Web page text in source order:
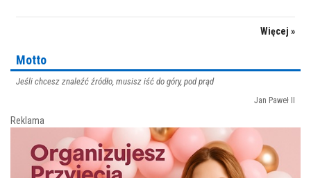
Więcej »
Motto
Jeśli chcesz znaleźć źródło, musisz iść do góry, pod prąd
Jan Paweł II
Reklama